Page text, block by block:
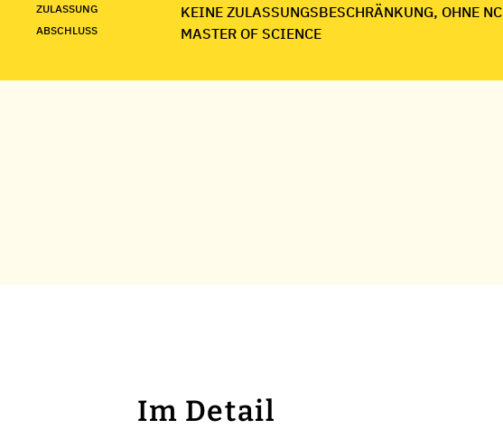
ZULASSUNG KEINE ZULASSUNGSBESCHRÄNKUNG, OHNE NC
ABSCHLUSS MASTER OF SCIENCE
Im Detail